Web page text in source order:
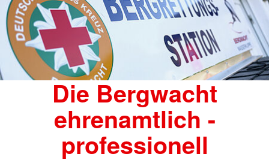
Die Bergwacht
ehrenamtlich -
professionell